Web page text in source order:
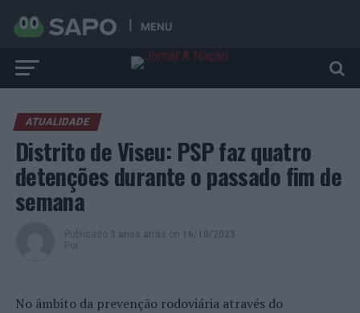
MENU
ATUALIDADE
Distrito de Viseu: PSP faz quatro
detenções durante o passado fim de
semana
Publicado 3 anos atrás on 16/10/2023
Por
No âmbito da prevenção rodoviária através do